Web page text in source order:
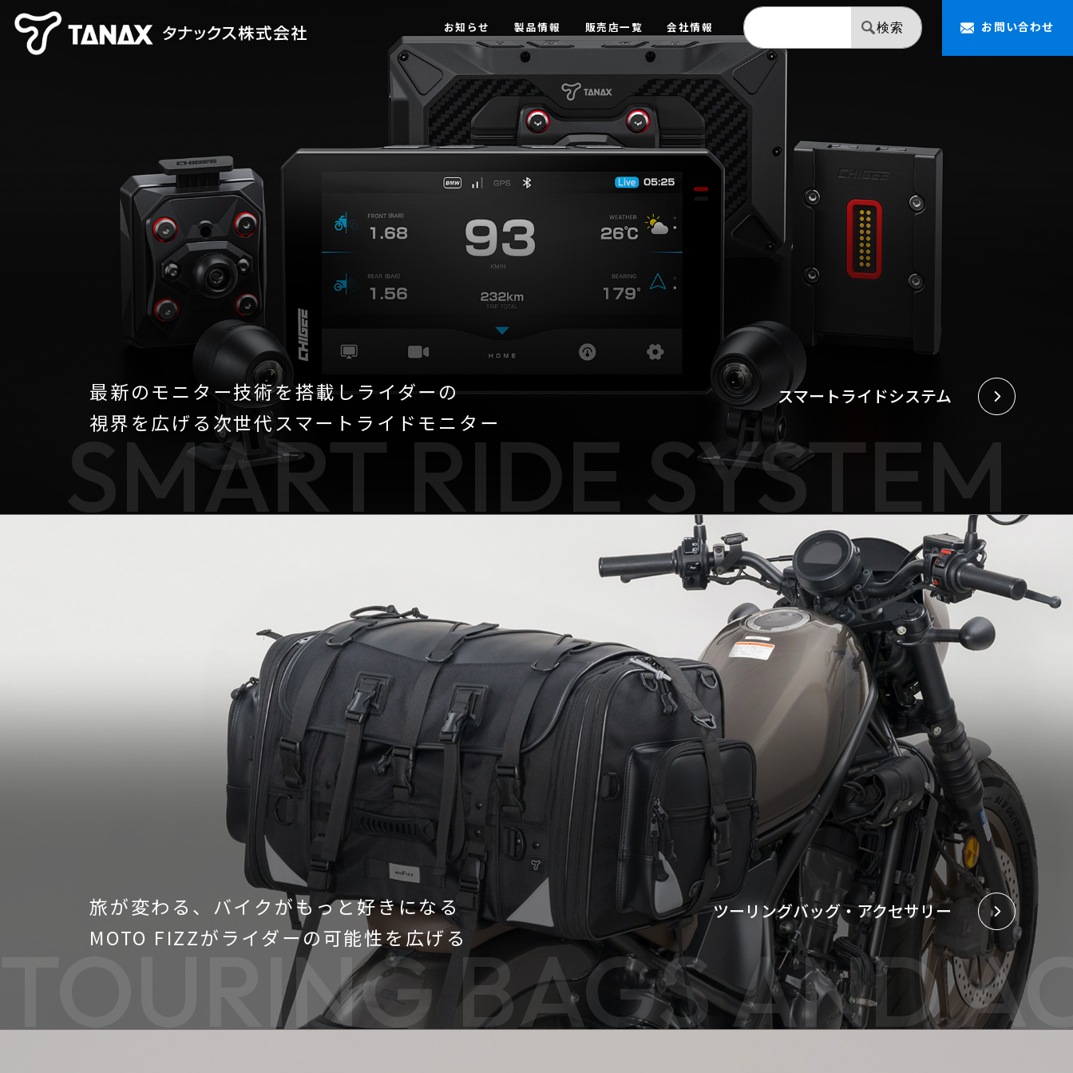
お知らせ 製品情報 販売店一覧 会社情報 検索 お問い合わせ
【TANAX×CHIGEE】 スマートライドシステム 【MOTOFIZZ】 ツーリングバッグ・アクセサリー
【PITGEAR】 クリーニング・メンテンナンス用品 【Callsight】 カー用品 【VELOGARAGE】 自転車用品
最新のモニター技術を搭載しライダーの
視界を広げる次世代スマートライドモニター
スマートライドシステム
SMART RIDE SYSTEM
旅が変わる、バイクがもっと好きになる
MOTO FIZZがライダーの可能性を広げる
ツーリングバッグ・アクセサリー
TOURING BAGS AND